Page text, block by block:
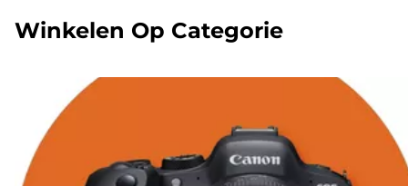
Winkelen Op Categorie